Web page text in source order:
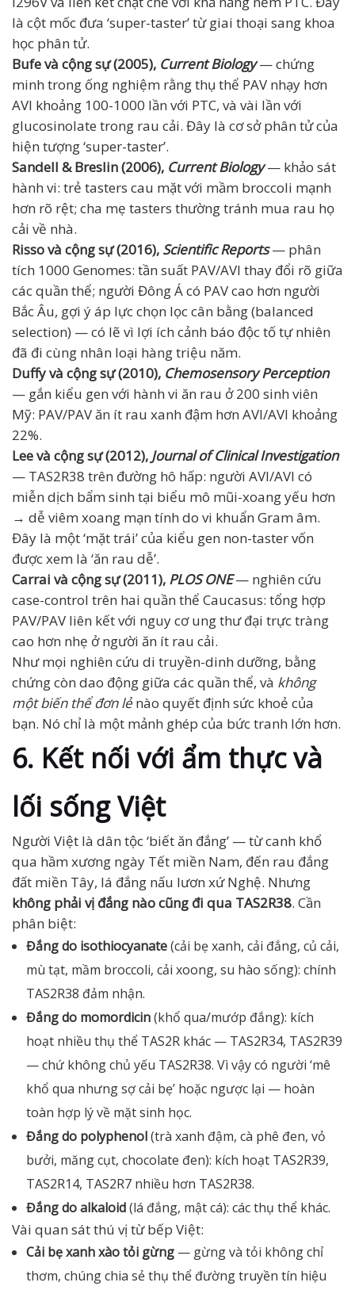
là cột mốc đưa ‘super-taster’ từ giai thoại sang khoa
học phân tử.
Bufe và cộng sự (2005), Current Biology— chứng
minh trong ống nghiệm rằng thụ thể PAV nhạy hơn
AVI khoảng 100-1000 lần với PTC, và vài lần với
glucosinolate trong rau cải. Đây là cơ sở phân tử của
hiện tượng ‘super-taster’.
Sandell & Breslin (2006), Current Biology— khảo sát
hành vi: trẻ tasters cau mặt với mầm broccoli mạnh
hơn rõ rệt; cha mẹ tasters thường tránh mua rau họ
cải về nhà.
Risso và cộng sự (2016), Scientific Reports— phân
tích 1000 Genomes: tần suất PAV/AVI thay đổi rõ giữa
các quần thể; người Đông Á có PAV cao hơn người
Bắc Âu, gợi ý áp lực chọn lọc cân bằng (balanced
selection) — có lẽ vì lợi ích cảnh báo độc tố tự nhiên
đã đi cùng nhân loại hàng triệu năm.
Duffy và cộng sự (2010), Chemosensory Perception
— gắn kiểu gen với hành vi ăn rau ở 200 sinh viên
Mỹ: PAV/PAV ăn ít rau xanh đậm hơn AVI/AVI khoảng
22%.
Lee và cộng sự (2012), Journal of Clinical Investigation
— TAS2R38 trên đường hô hấp: người AVI/AVI có
miễn dịch bẩm sinh tại biểu mô mũi-xoang yếu hơn
→ dễ viêm xoang mạn tính do vi khuẩn Gram âm.
Đây là một ‘mặt trái’ của kiểu gen non-taster vốn
được xem là ‘ăn rau dễ’.
Carrai và cộng sự (2011), PLOS ONE— nghiên cứu
case-control trên hai quần thể Caucasus: tổng hợp
PAV/PAV liên kết với nguy cơ ung thư đại trực tràng
cao hơn nhẹ ở người ăn ít rau cải.
Như mọi nghiên cứu di truyền-dinh dưỡng, bằng
chứng còn dao động giữa các quần thể, và không
một biến thể đơn lẻ nào quyết định sức khoẻ của
bạn. Nó chỉ là một mảnh ghép của bức tranh lớn hơn.
6. Kết nối với ẩm thực và
lối sống Việt
Người Việt là dân tộc ‘biết ăn đắng’ — từ canh khổ
qua hầm xương ngày Tết miền Nam, đến rau đắng
đất miền Tây, lá đắng nấu lươn xứ Nghệ. Nhưng
không phải vị đắng nào cũng đi qua TAS2R38. Cần
phân biệt:
Đắng do isothiocyanate(cải bẹ xanh, cải đắng, củ cải,
mù tạt, mầm broccoli, cải xoong, su hào sống): chính
TAS2R38 đảm nhận.
Đắng do momordicin(khổ qua/mướp đắng): kích
hoạt nhiều thụ thể TAS2R khác — TAS2R34, TAS2R39
— chứ không chủ yếu TAS2R38. Vì vậy có người ‘mê
khổ qua nhưng sợ cải bẹ’ hoặc ngược lại — hoàn
toàn hợp lý về mặt sinh học.
Đắng do polyphenol(trà xanh đậm, cà phê đen, vỏ
bưởi, măng cụt, chocolate đen): kích hoạt TAS2R39,
TAS2R14, TAS2R7 nhiều hơn TAS2R38.
Đắng do alkaloid(lá đắng, mật cá): các thụ thể khác.
Vài quan sát thú vị từ bếp Việt:
Cải bẹ xanh xào tỏi gừng — gừng và tỏi không chỉ
thơm, chúng chia sẻ thụ thể đường truyền tín hiệu